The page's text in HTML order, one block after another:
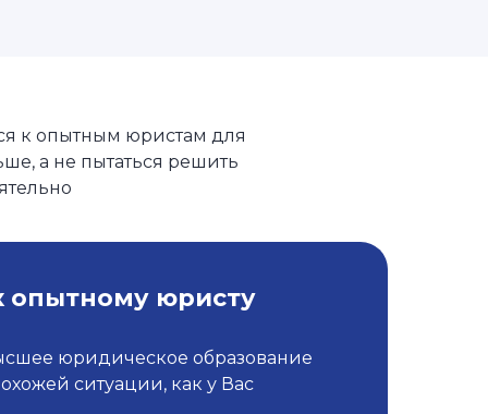
к опытным юристам для
а не пытаться решить
опытному юристу
юридическое образование
ситуации, как у Вас